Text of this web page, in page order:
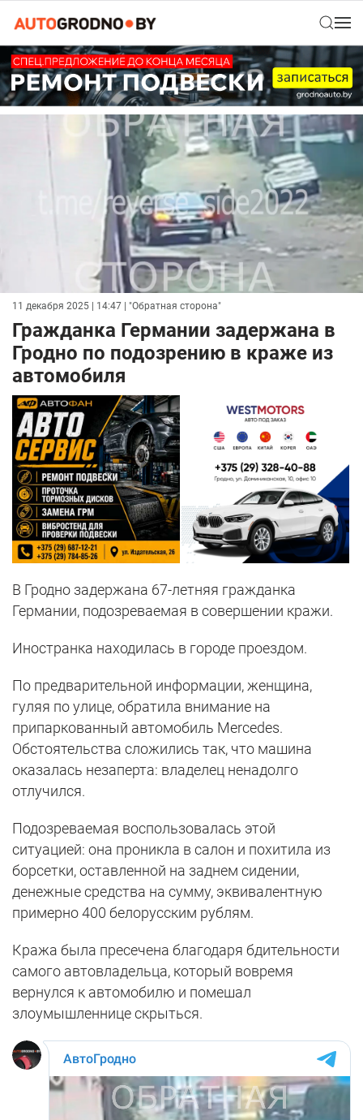
11 декабря 2025 | 14:47 | "Обратная сторона"
Гражданка Германии задержана в
Гродно по подозрению в краже из
автомобиля
В Гродно задержана 67-летняя гражданка
Германии, подозреваемая в совершении кражи.
Иностранка находилась в городе проездом.
По предварительной информации, женщина,
гуляя по улице, обратила внимание на
припаркованный автомобиль Mercedes.
Обстоятельства сложились так, что машина
оказалась незаперта: владелец ненадолго
отлучился.
Подозреваемая воспользовалась этой
ситуацией: она проникла в салон и похитила из
борсетки, оставленной на заднем сидении,
денежные средства на сумму, эквивалентную
примерно 400 белорусским рублям.
Кража была пресечена благодаря бдительности
самого автовладельца, который вовремя
вернулся к автомобилю и помешал
злоумышленнице скрыться.